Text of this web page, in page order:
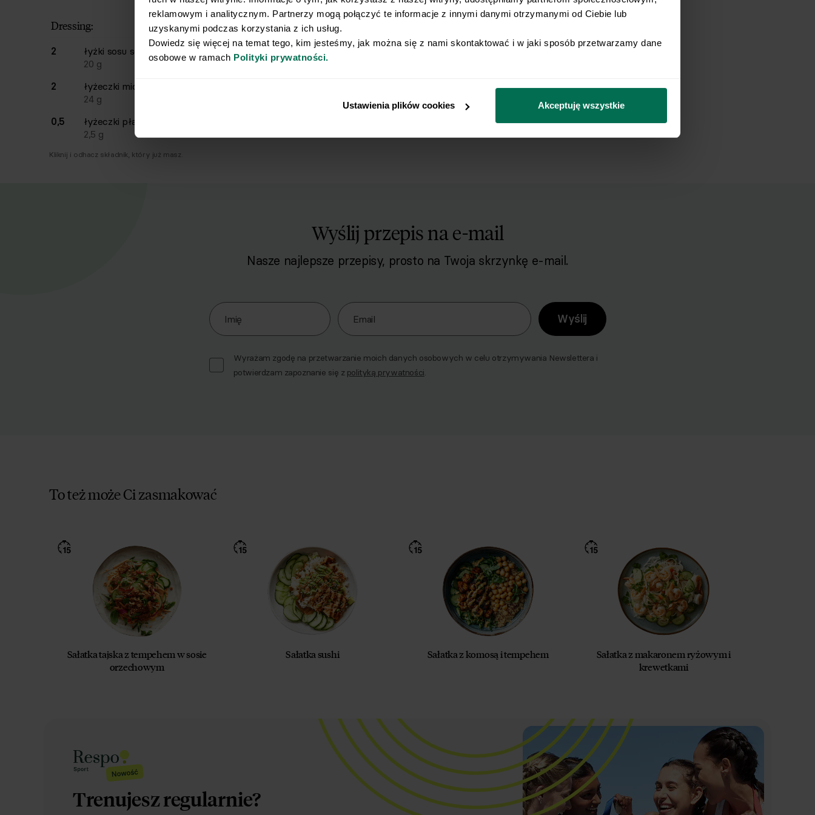
reklamowym i analitycznym. Partnerzy mogą połączyć te informacje z innymi danymi otrzymanymi od Ciebie lub
uzyskanymi podczas korzystania z ich usług.
Dowiedz się więcej na temat tego, kim jesteśmy, jak można się z nami skontaktować i w jaki sposób przetwarzamy dane
osobowe w ramach Polityki prywatności.
Ustawienia plików cookies Akceptuję wszystkie
Dressing:
2 łyżki sosu sojowego
20 g
2
łyżeczki miodu
24g
0,5
łyżeczki płatków chilli
2,5 g
Kliknij i odhacz składnik, który już masz.
Wyślij przepis na e-mail
Nasze najlepsze przepisy, prosto na Twoja skrzynkę e-mail.
Zapisz się do naszego Newslettera
Imię Email Wyślij
Wyrażam zgodę na przetwarzanie moich danych osobowych w celu otrzymywania Newslettera i
potwierdzam zapoznanie się z polityką prywatności.
To też może Ci zasmakować
Sałatka tajska z tempehem w sosie
orzechowym
Sałatka sushi Sałatka z komosą i tempehem
Sałatka z makaronem ryżowym i
krewetkami
Trenujesz regularnie?